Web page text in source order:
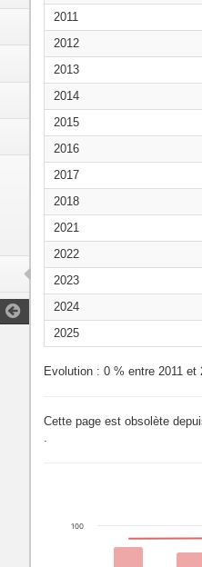
2011
2012
2013
2014
2015
2016
2017
2018
2021
2022
2023
2024
2025
Evolution : 0 % entre 2011
Cette page est obsolète
.
100